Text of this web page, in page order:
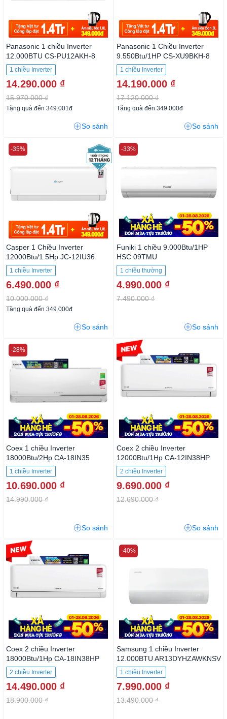
Panasonic 1 chiều Inverter
12.000BTU CS-PU12AKH-8
1 chiều Inverter
14.290.000 ₫
15.970.000 ₫
Tặng quà đến 349.001đ
So sánh
Panasonic 1 Chiều Inverter
9.550Btu/1HP CS-XU9BKH-8
1 chiều Inverter
14.190.000 ₫
17.120.000 ₫
Tặng quà đến 349.000đ
So sánh
Casper 1 Chiều Inverter
12000Btu/1.5Hp JC-12IU36
1 chiều Inverter
6.490.000 ₫
10.000.000 ₫
-35%
Tặng quà đến 349.000đ
So sánh
Funiki 1 chiều 9.000Btu/1HP
HSC 09TMU
1 chiều thường
4.990.000 ₫
7.490.000 ₫
-33%
So sánh
Coex 1 chiều Inverter
18000Btu/2Hp CA-18IN35
1 chiều Inverter
10.690.000 ₫
14.990.000 ₫
-28%
So sánh
Coex 2 chiều Inverter
12000Btu/1Hp CA-12IN38HP
2 chiều Inverter
9.690.000 ₫
12.690.000 ₫
-23%
So sánh
Coex 2 chiều Inverter
18000Btu/1Hp CA-18IN38HP
2 chiều Inverter
14.490.000 ₫
18.900.000 ₫
-23%
Samsung 1 chiều Inverter
12.000BTU
AR13DYHZAWKNSV
1 chiều Inverter
7.990.000 ₫
13.490.000 ₫
-40%